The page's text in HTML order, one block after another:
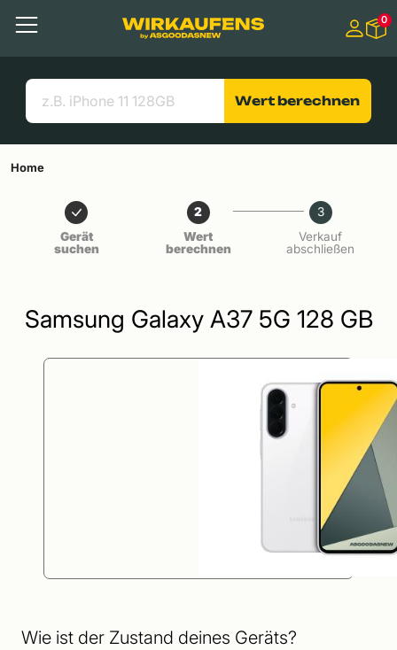
Menü
Suchen
Nützliche Links
0
Wert berechnen
Home
Gerät
suchen
2
Wert
berechnen
3
Verkauf
abschließen
Samsung Galaxy A37 5G 128 GB
Wie ist der Zustand deines Geräts?